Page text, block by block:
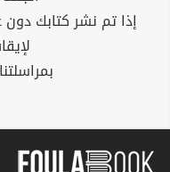
إذا تم نشر كتابك دون